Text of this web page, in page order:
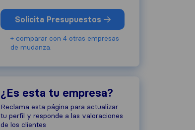
Solicita Presupuestos
+ comparar con 4 otras empresas
de mudanza.
¿Es esta tu empresa?
Reclama esta página para actualizar
tu perfil y responde a las valoraciones
de los clientes